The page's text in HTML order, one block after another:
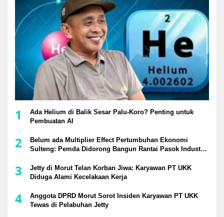
1
Ada Helium di Balik Sesar Palu-Koro? Penting untuk
Pembuatan AI
2
Belum ada Multiplier Effect Pertumbuhan Ekonomi
Sulteng: Pemda Didorong Bangun Rantai Pasok Industri
3
Jetty di Morut Telan Korban Jiwa: Karyawan PT UKK
Diduga Alami Kecelakaan Kerja
4
Anggota DPRD Morut Sorot Insiden Karyawan PT UKK
Tewas di Pelabuhan Jetty